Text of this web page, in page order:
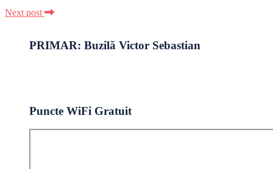
Next post
PRIMAR: Buzilă Victor Sebastian
Puncte WiFi Gratuit